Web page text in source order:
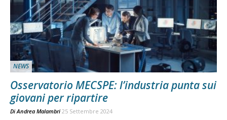
NEWS
Osservatorio MECSPE: l’industria punta sui
giovani per ripartire
Di Andrea Malambri 25 Settembre 2024